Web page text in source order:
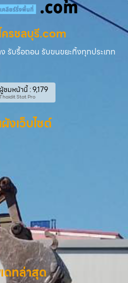
รชลบุรี.com
รับรื้อถอน รับขนขยะทิ้งทุกประเภท
ผู้ชมหน้านี้ : 9,179
Stat Pro
งเว็บไซต์
ดทล่าสุด